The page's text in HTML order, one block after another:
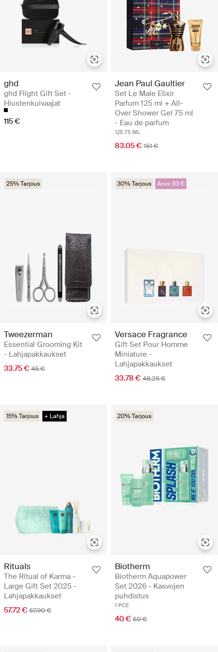
ghd
ghd Flight Gift Set -
Hiustenkuivaajat
115 €
Jean Paul Gaultier
Set Le Male Elixir
Parfum 125 ml + All-
Over Shower Gel 75 ml
- Eau de parfum
125.75 ML
83.05 € 151 €
25% Tarjous
Tweezerman
Essential Grooming Kit
- Lahjapakkaukset
33.75 € 45 €
30% Tarjous Arvo: 63 €
Versace Fragrance
Gift Set Pour Homme
Miniature -
Lahjapakkaukset
33.78 € 48.25 €
15% Tarjous + Lahja
Rituals
The Ritual of Karma -
Large Gift Set 2025 -
Lahjapakkaukset
57.72 € 67.90 €
20% Tarjous
Biotherm
Biotherm Aquapower
Set 2026 - Kasvojen
puhdistus
1 PCE
40 € 50 €